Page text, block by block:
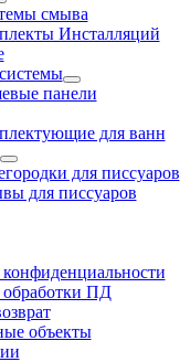
смыва
Инсталляций
панели
для ванн
для писсуаров
для писсуаров
ПД
объекты